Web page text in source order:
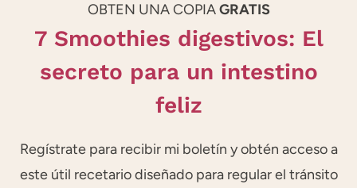
OBTEN UNA COPIAGRATIS
7 Smoothies digestivos: El
secreto para un intestino
feliz
Regístrate para recibir mi boletín y obtén acceso a
este útil recetario diseñado para regular el tránsito